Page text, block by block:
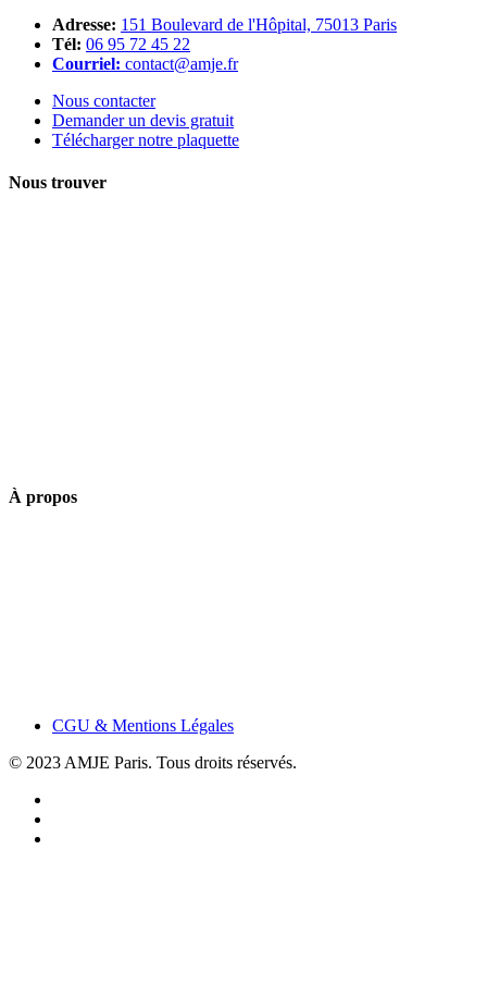
Adresse: 151 Boulevard de l'Hôpital, 75013 Paris
Tél: 06 95 72 45 22
Courriel: contact@amje.fr
Nous contacter
Demander un devis gratuit
Télécharger notre plaquette
Nous trouver
À propos
CGU & Mentions Légales
© 2023 AMJE Paris. Tous droits réservés.